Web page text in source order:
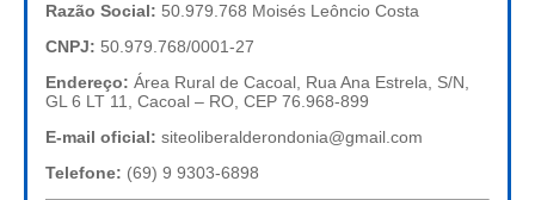
Razão Social: 50.979.768 Moisés Leôncio Costa
CNPJ: 50.979.768/0001-27
Endereço: Área Rural de Cacoal, Rua Ana Estrela, S/N,
GL 6 LT 11, Cacoal – RO, CEP 76.968-899
E-mail oficial: siteoliberalderondonia@gmail.com
Telefone: (69) 9 9303-6898